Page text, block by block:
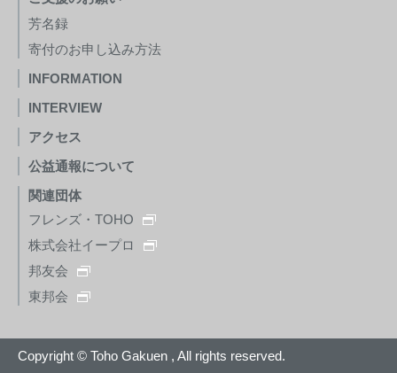
芳名録
寄付のお申し込み方法
INFORMATION
INTERVIEW
アクセス
公益通報について
関連団体
フレンズ・TOHO
株式会社イープロ
邦友会
東邦会
Copyright © Toho Gakuen , All rights reserved.